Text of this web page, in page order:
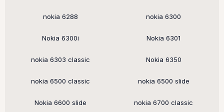
nokia 6288 nokia 6300
Nokia 6300i Nokia 6301
nokia 6303 classic Nokia 6350
nokia 6500 classic nokia 6500 slide
Nokia 6600 slide nokia 6700 classic